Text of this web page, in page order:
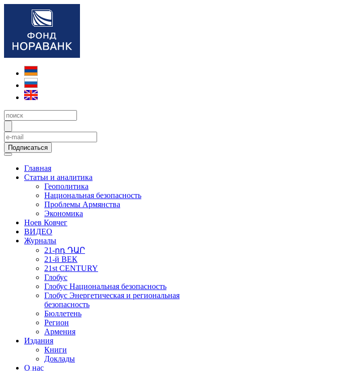
Подписаться
Главная
Статьи и аналитика
Геополитика
Национальная безопасность
Проблемы Армянства
Экономика
Ноев Ковчег
ВИДЕО
Журналы
21-րդ ԴԱՐ
21-й ВЕК
21st CENTURY
Глобус
Глобус Национальная безопасность
Глобус Энергетическая и региональная
безопасность
Бюллетень
Регион
Армения
Издания
Книги
Доклады
О нас